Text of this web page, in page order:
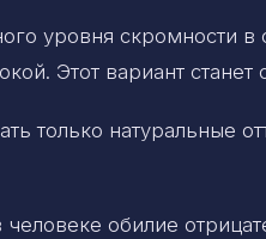
уровня скромности
Этот вариант
только натуральные
обилие